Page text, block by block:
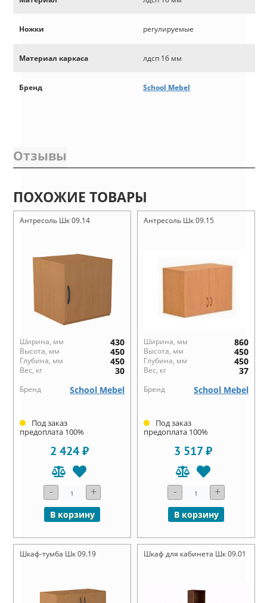
Ножки регулируемые
Материал каркаса лдсп 16 мм
Бренд School Mebel
Отзывы
ПОХОЖИЕ ТОВАРЫ
Антресоль Шк 09.14
Ширина, мм 430
Высота, мм 450
Глубина, мм 450
Вес, кг 30
Бренд School Mebel
Под заказ
предоплата 100%
2 424 ₽
- +
В корзину
Антресоль Шк 09.15
Ширина, мм 860
Высота, мм 450
Глубина, мм 450
Вес, кг 37
Бренд School Mebel
Под заказ
предоплата 100%
3 517 ₽
- +
В корзину
Шкаф-тумба Шк 09.19 Шкаф для кабинета Шк 09.01